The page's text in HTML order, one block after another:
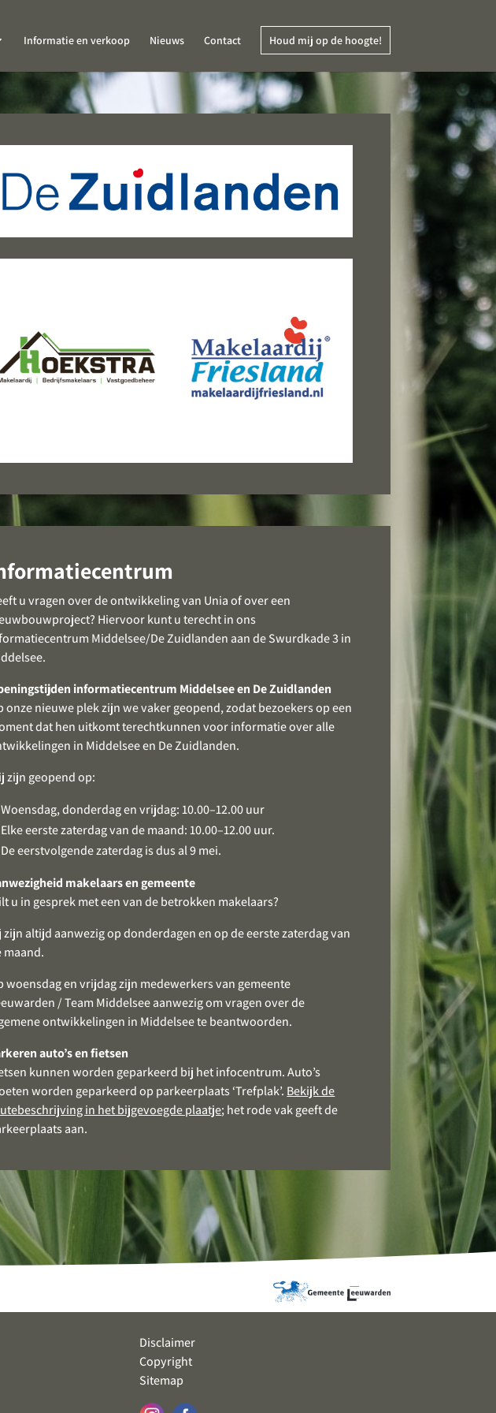
Informatie en verkoop Nieuws Contact Houd mij op de hoogte!
u vragen over de ontwikkeling van Unia of over een
Hiervoor kunt u terecht in ons
Middelsee/De Zuidlanden aan de Swurdkade 3 in
informatiecentrum Middelsee en De Zuidlanden
onze nieuwe plek zijn we vaker geopend, zodat bezoekers op een
dat hen uitkomt terechtkunnen voor informatie over alle
in Middelsee en De Zuidlanden.
zijn geopend op:
Woensdag, donderdag en vrijdag: 10.00–12.00 uur
Elke eerste zaterdag van de maand: 10.00–12.00 uur.
De eerstvolgende zaterdag is dus al 9 mei.
makelaars en gemeente
u in gesprek met een van de betrokken makelaars?
zijn altijd aanwezig op donderdagen en op de eerste zaterdag van
maand.
woensdag en vrijdag zijn medewerkers van gemeente
/ Team Middelsee aanwezig om vragen over de
ontwikkelingen in Middelsee te beantwoorden.
auto’s en fietsen
kunnen worden geparkeerd bij het infocentrum. Auto’s
worden geparkeerd op parkeerplaats ‘Trefplak’. Bekijk de
in het bijgevoegde plaatje; het rode vak geeft de
aan.
Disclaimer
Copyright
Sitemap